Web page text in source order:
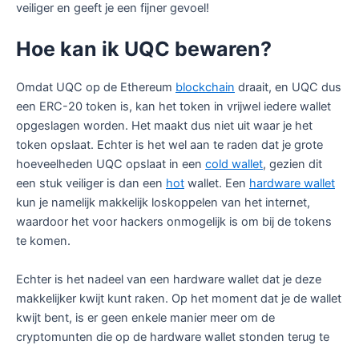
veiliger en geeft je een fijner gevoel!
Hoe kan ik UQC bewaren?
Omdat UQC op de Ethereum blockchain draait, en UQC dus
een ERC-20 token is, kan het token in vrijwel iedere wallet
opgeslagen worden. Het maakt dus niet uit waar je het
token opslaat. Echter is het wel aan te raden dat je grote
hoeveelheden UQC opslaat in een cold wallet, gezien dit
een stuk veiliger is dan een hot wallet. Een hardware wallet
kun je namelijk makkelijk loskoppelen van het internet,
waardoor het voor hackers onmogelijk is om bij de tokens
te komen.
Echter is het nadeel van een hardware wallet dat je deze
makkelijker kwijt kunt raken. Op het moment dat je de wallet
kwijt bent, is er geen enkele manier meer om de
cryptomunten die op de hardware wallet stonden terug te